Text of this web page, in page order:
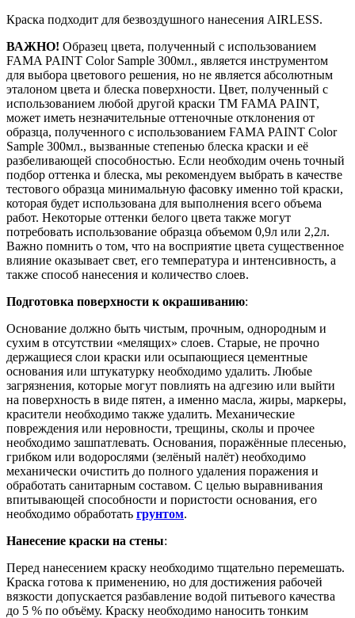
Краска подходит для безвоздушного нанесения AIRLESS.
ВАЖНО! Образец цвета, полученный с использованием
FAMA PAINT Color Sample 300мл., является инструментом
для выбора цветового решения, но не является абсолютным
эталоном цвета и блеска поверхности. Цвет, полученный с
использованием любой другой краски ТМ FAMA PAINT,
может иметь незначительные оттеночные отклонения от
образца, полученного с использованием FAMA PAINT Color
Sample 300мл., вызванные степенью блеска краски и её
разбеливающей способностью. Если необходим очень точный
подбор оттенка и блеска, мы рекомендуем выбрать в качестве
тестового образца минимальную фасовку именно той краски,
которая будет использована для выполнения всего объема
работ. Некоторые оттенки белого цвета также могут
потребовать использование образца объемом 0,9л или 2,2л.
Важно помнить о том, что на восприятие цвета существенное
влияние оказывает свет, его температура и интенсивность, а
также способ нанесения и количество слоев.
Подготовка поверхности к окрашиванию:
Основание должно быть чистым, прочным, однородным и
сухим в отсутствии «мелящих» слоев. Старые, не прочно
держащиеся слои краски или осыпающиеся цементные
основания или штукатурку необходимо удалить. Любые
загрязнения, которые могут повлиять на адгезию или выйти
на поверхность в виде пятен, а именно масла, жиры, маркеры,
красители необходимо также удалить. Механические
повреждения или неровности, трещины, сколы и прочее
необходимо зашпатлевать. Основания, поражённые плесенью,
грибком или водорослями (зелёный налёт) необходимо
механически очистить до полного удаления поражения и
обработать санитарным составом. С целью выравнивания
впитывающей способности и пористости основания, его
необходимо обработать грунтом.
Нанесение краски на стены:
Перед нанесением краску необходимо тщательно перемешать.
Краска готова к применению, но для достижения рабочей
вязкости допускается разбавление водой питьевого качества
до 5 % по объёму. Краску необходимо наносить тонким